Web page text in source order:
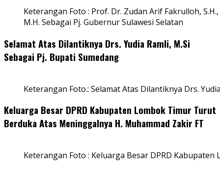
Keterangan Foto : Prof. Dr. Zudan Arif Fakrulloh, S.H.,
M.H. Sebagai Pj. Gubernur Sulawesi Selatan
Selamat Atas Dilantiknya Drs. Yudia Ramli, M.Si
Sebagai Pj. Bupati Sumedang
Keterangan Foto.: Selamat Atas Dilantiknya Drs.
Keluarga Besar DPRD Kabupaten Lombok Timur Turut
Berduka Atas Meninggalnya H. Muhammad Zakir FT
Keterangan Foto : Keluarga Besar DPRD